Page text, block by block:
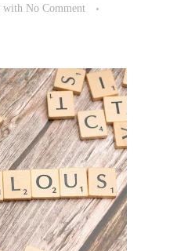
with No Comment